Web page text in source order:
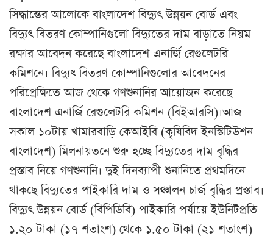
সিদ্ধান্তের আলোকে বাংলাদেশ বিদ্যুৎ উন্নয়ন বোর্ড এবং
বিদ্যুৎ বিতরণ কোম্পানিগুলো বিদ্যুতের দাম বাড়াতে নিয়ম
রক্ষার আবেদন করেছে বাংলাদেশ এনার্জি রেগুলেটরি
কমিশনে। বিদ্যুৎ বিতরণ কোম্পানিগুলোর আবেদনের
পরিপ্রেক্ষিতে আজ থেকে গণশুনানির আয়োজন করেছে
বাংলাদেশ এনার্জি রেগুলেটরি কমিশন (বিইআরসি)।আজ
সকাল ১০টায় খামারবাড়ি কেআইবি (কৃষিবিদ ইনস্টিটিউশন
বাংলাদেশ) মিলনায়তনে শুরু হচ্ছে বিদ্যুতের দাম বৃদ্ধির
প্রস্তাব নিয়ে গণশুনানি। দুই দিনব্যাপী শুনানিতে প্রথমদিনে
থাকছে বিদ্যুতের পাইকারি দাম ও সঞ্চালন চার্জ বৃদ্ধির প্রস্তাব।
বিদ্যুৎ উন্নয়ন বোর্ড (বিপিডিবি) পাইকারি পর্যায়ে ইউনিটপ্রতি
১.২০ টাকা (১৭ শতাংশ) থেকে ১.৫০ টাকা (২১ শতাংশ)